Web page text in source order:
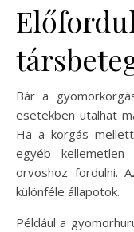
Bár a
esetekben utalhat
Ha a korgás
egyéb
orvoshoz fordulni.
különféle állapotok.
Például a